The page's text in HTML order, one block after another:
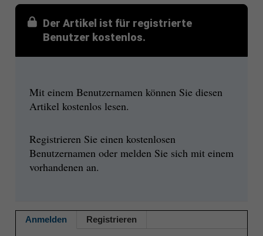
Der Artikel ist für registrierte
Benutzer kostenlos.
Mit einem Benutzernamen können Sie diesen
Artikel kostenlos lesen.
Registrieren Sie einen kostenlosen
Benutzernamen oder melden Sie sich mit einem
vorhandenen an.
Anmelden Registrieren